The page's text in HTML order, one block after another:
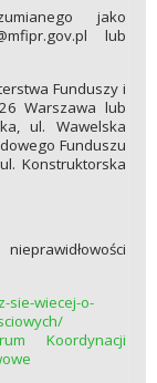
jako
lub
Funduszy i
Warszawa lub
ul. Wawelska
Funduszu
Konstruktorska
sie-wiecej-o-
Koordynacji